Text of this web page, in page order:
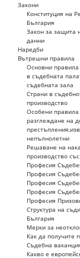
Закони
Конституция на
България
Закон за защита
данни
Наредби
Вътрешни правила
Основни
в съдебната
съдебната зала
Страни в
производство
Особени правила
разглеждане на
непълнолетни
Решаване на
производство
Професия
Професия
Професия
Професия
Професия
Структура на
България
Мерки за
Как да получите
Съдебна
Какво е